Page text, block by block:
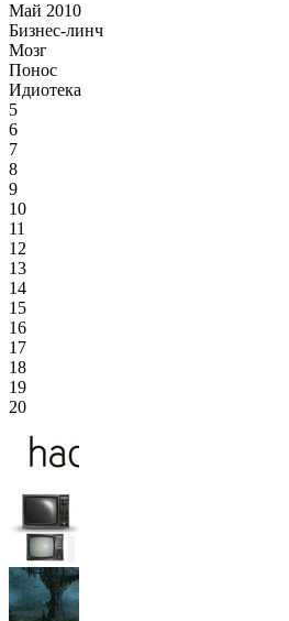
Май 2010
Бизнес-линч
Мозг
Понос
Идиотека
5
6
7
8
9
10
11
12
13
14
15
16
17
18
19
20